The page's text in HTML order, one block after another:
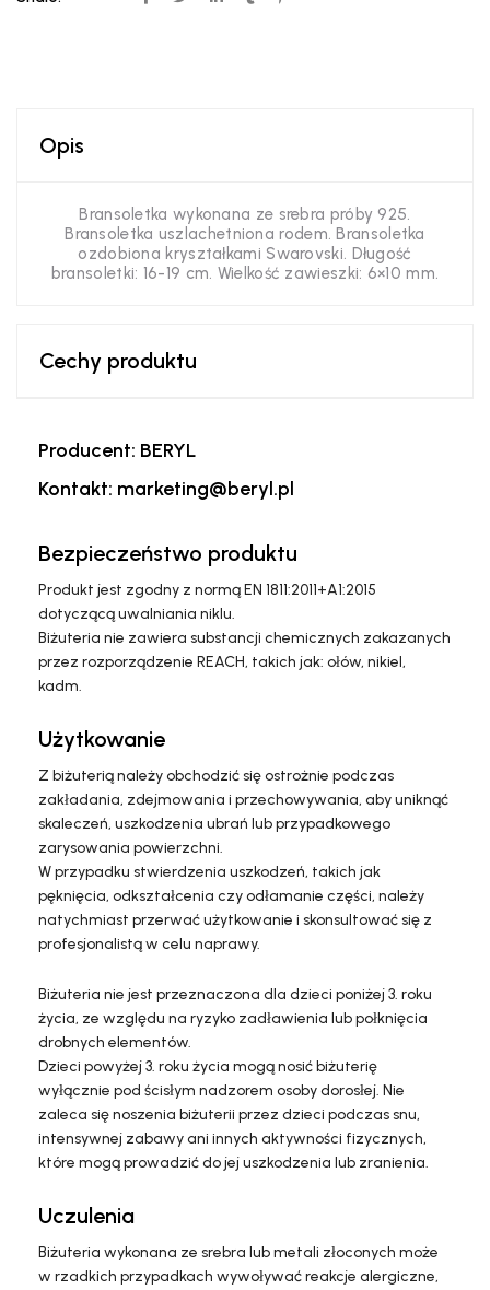
Opis
Bransoletka wykonana ze srebra próby 925.
Bransoletka uszlachetniona rodem. Bransoletka
ozdobiona kryształkami Swarovski. Długość
bransoletki: 16-19 cm. Wielkość zawieszki: 6×10 mm.
Cechy produktu
Producent: BERYL
Kontakt: marketing@beryl.pl
Bezpieczeństwo produktu
Produkt jest zgodny z normą EN 1811:2011+A1:2015
dotyczącą uwalniania niklu.
Biżuteria nie zawiera substancji chemicznych zakazanych
przez rozporządzenie REACH, takich jak: ołów, nikiel,
kadm.
Użytkowanie
Z biżuterią należy obchodzić się ostrożnie podczas
zakładania, zdejmowania i przechowywania, aby uniknąć
skaleczeń, uszkodzenia ubrań lub przypadkowego
zarysowania powierzchni.
W przypadku stwierdzenia uszkodzeń, takich jak
pęknięcia, odkształcenia czy odłamanie części, należy
natychmiast przerwać użytkowanie i skonsultować się z
profesjonalistą w celu naprawy.
Biżuteria nie jest przeznaczona dla dzieci poniżej 3. roku
życia, ze względu na ryzyko zadławienia lub połknięcia
drobnych elementów.
Dzieci powyżej 3. roku życia mogą nosić biżuterię
wyłącznie pod ścisłym nadzorem osoby dorosłej. Nie
zaleca się noszenia biżuterii przez dzieci podczas snu,
intensywnej zabawy ani innych aktywności fizycznych,
które mogą prowadzić do jej uszkodzenia lub zranienia.
Uczulenia
Biżuteria wykonana ze srebra lub metali złoconych może
w rzadkich przypadkach wywoływać reakcje alergiczne,